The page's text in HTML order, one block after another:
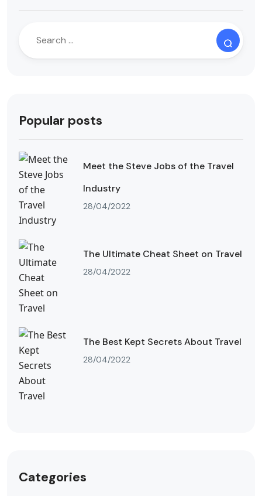
Popular posts
Meet the Steve Jobs of the Travel
Industry
28/04/2022
The Ultimate Cheat Sheet on Travel
28/04/2022
The Best Kept Secrets About Travel
28/04/2022
Categories